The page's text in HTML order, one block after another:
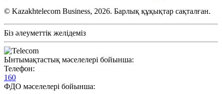
© Kazakhtelecom Business, 2026. Барлық құқықтар сақталған.
Біз әлеуметтік желідеміз
Ынтымақтастық мәселелері бойынша:
Телефон:
160
ФДО мәселелері бойынша: